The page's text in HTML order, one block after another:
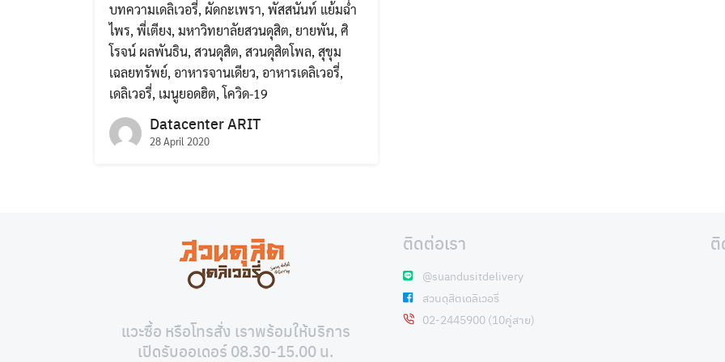
บทความเดลิเวอรี่, ผัดกะเพรา, พัสสนันท์ แย้มฉ่ำ
ไพร, พี่เตียง, มหาวิทยาลัยสวนดุสิต, ยายพัน, ศิ
โรจน์ ผลพันธิน, สวนดุสิต, สวนดุสิตโพล, สุขุม
เฉลยทรัพย์, อาหารจานเดียว, อาหารเดลิเวอรี่,
เดลิเวอรี่, เมนูยอดฮิต, โควิด-19
Datacenter ARIT
28 April 2020
แวะซื้อ หรือโทรสั่ง เราพร้อมให้บริการ
เปิดรับออเดอร์ 08.30-15.00 น.
ติดต่อเรา
@suandusitdelivery
สวนดุสิตเดลิเวอรี่
02-2445900 (10คู่สาย)
ติ